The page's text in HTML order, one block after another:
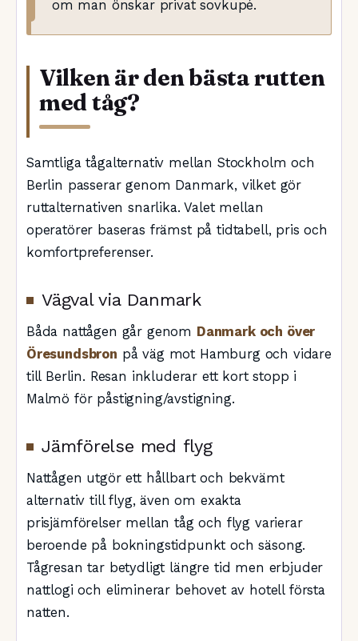
om man önskar privat sovkupé.
Vilken är den bästa rutten
med tåg?
Samtliga tågalternativ mellan Stockholm och
Berlin passerar genom Danmark, vilket gör
ruttalternativen snarlika. Valet mellan
operatörer baseras främst på tidtabell, pris och
komfortpreferenser.
Vägval via Danmark
Båda nattågen går genom Danmark och över
Öresundsbron på väg mot Hamburg och vidare
till Berlin. Resan inkluderar ett kort stopp i
Malmö för påstigning/avstigning.
Jämförelse med flyg
Nattågen utgör ett hållbart och bekvämt
alternativ till flyg, även om exakta
prisjämförelser mellan tåg och flyg varierar
beroende på bokningstidpunkt och säsong.
Tågresan tar betydligt längre tid men erbjuder
nattlogi och eliminerar behovet av hotell första
natten.